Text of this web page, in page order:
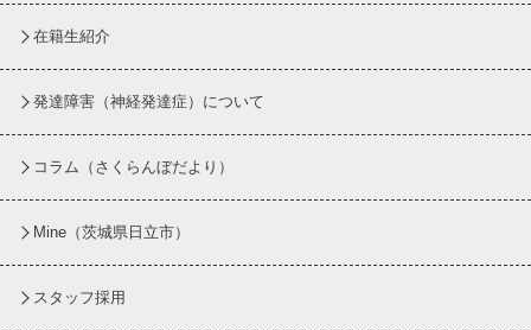
在籍生紹介
発達障害（神経発達症）について
コラム （さくらんぼだより）
Mine（茨城県日立市）
スタッフ採用